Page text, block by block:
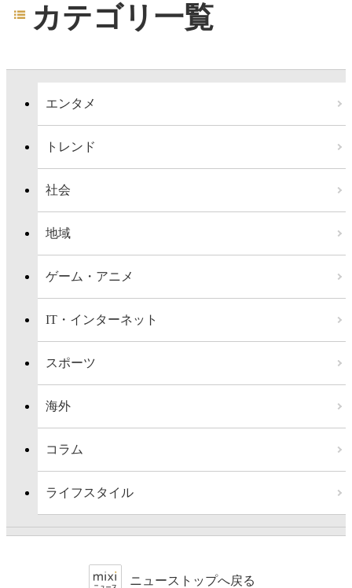
カテゴリ一覧
エンタメ
トレンド
社会
地域
ゲーム・アニメ
IT・インターネット
スポーツ
海外
コラム
ライフスタイル
ニューストップへ戻る